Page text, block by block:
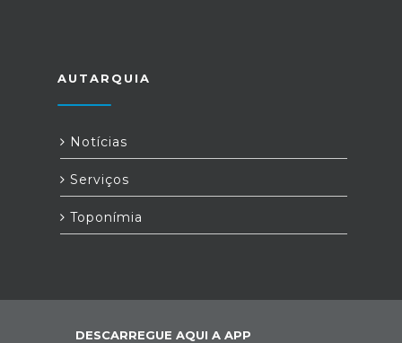
AUTARQUIA
Notícias
Serviços
Toponímia
DESCARREGUE AQUI A APP